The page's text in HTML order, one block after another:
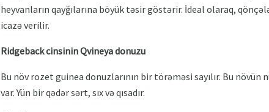
heyvanların qayğılarına böyük təsir göstərir. İdeal olaraq,
icazə verilir.
Ridgeback cinsinin Qvineya donuzu
Bu növ rozet guinea donuzlarının bir törəməsi sayılır. Bu
var. Yün bir qədər sərt, sıx və qısadır.